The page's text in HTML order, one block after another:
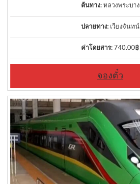
ต้นทาง: หลวงพระบาง
ปลายทาง: เวียงจันทน์
ค่าโดยสาร: 740.00฿
จองตั๋ว